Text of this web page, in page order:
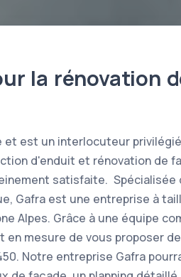
la rénovation
est un interlocuteur
d'enduit et rénovation de
satisfaite. Spécialisée
Gafra est une entreprise à
Alpes. Grâce à une équipe
mesure de vous proposer
Notre entreprise Gafra